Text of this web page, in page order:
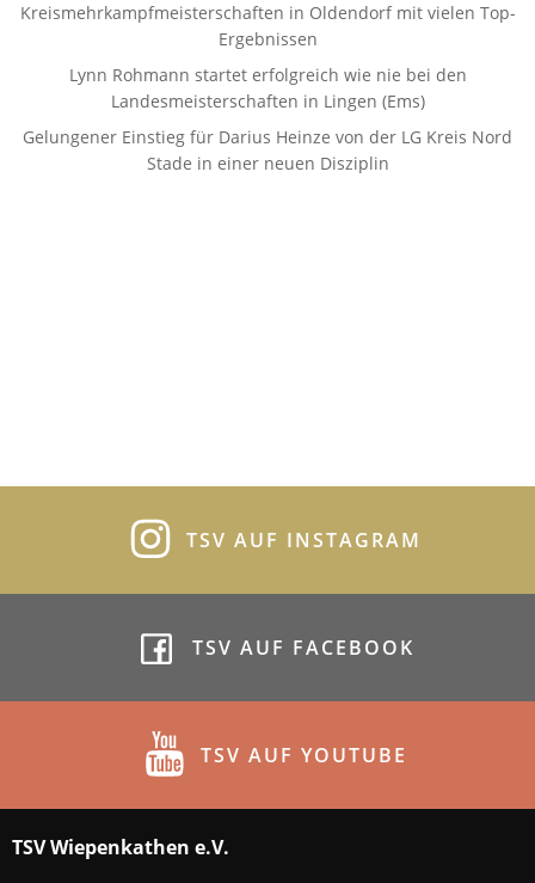
Kreismehrkampfmeisterschaften in Oldendorf mit vielen Top-
Ergebnissen
Lynn Rohmann startet erfolgreich wie nie bei den
Landesmeisterschaften in Lingen (Ems)
Gelungener Einstieg für Darius Heinze von der LG Kreis Nord
Stade in einer neuen Disziplin
TSV AUF INSTAGRAM
TSV AUF FACEBOOK
TSV AUF YOUTUBE
TSV Wiepenkathen e.V.